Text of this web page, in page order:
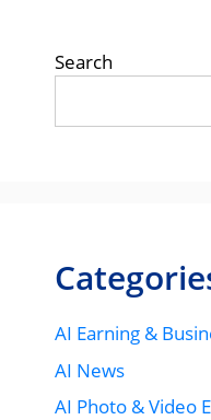
Search
AI Earning &
AI News
AI Photo & Video